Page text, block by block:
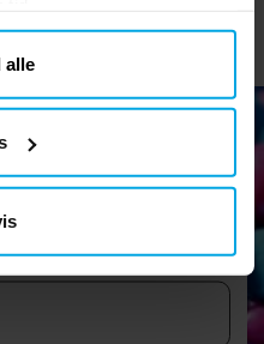
alle
og tag del af sjove tips,
og tilbud.